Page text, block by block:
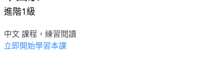
進階1級
中文 課程，練習閱讀
立即開始學習本課